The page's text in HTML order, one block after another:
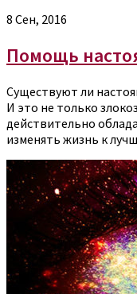
8 Сен, 2016
Помощь
Существуют ли
И это не только
действительно
изменять жизнь к